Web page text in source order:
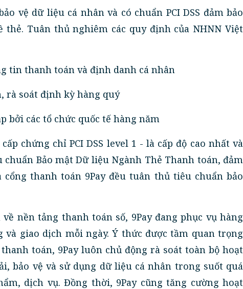
vệ dữ liệu cá nhân và có chuẩn PCI DSS đảm bảo
Tuân thủ nghiêm các quy định của NHNN Việt
tin thanh toán và định danh cá nhân
rà soát định kỳ hàng quý
bởi các tổ chức quốc tế hàng năm
chứng chỉ PCI DSS level 1 - là cấp độ cao nhất và
Bảo mật Dữ liệu Ngành Thẻ Thanh toán, đảm
thanh toán 9Pay đều tuân thủ tiêu chuẩn bảo
nền tảng thanh toán số, 9Pay đang phục vụ hàng
và giao dịch mỗi ngày. Ý thức được tầm quan trọng
toán, 9Pay luôn chủ động rà soát toàn bộ hoạt
bảo vệ và sử dụng dữ liệu cá nhân trong suốt quá
dịch vụ. Đồng thời, 9Pay cũng tăng cường hoạt